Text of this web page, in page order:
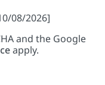
08/2026]
and the Google
apply.